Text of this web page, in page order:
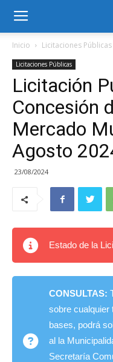
Inicio Licitaciones Públicas
Licitaciones Públicas
Licitación
Concesión
Mercado
Agosto
23/08/2024
Estado de la
CONSULTAS:
sobre cualquier
bases, podrá
al la
Secretaría